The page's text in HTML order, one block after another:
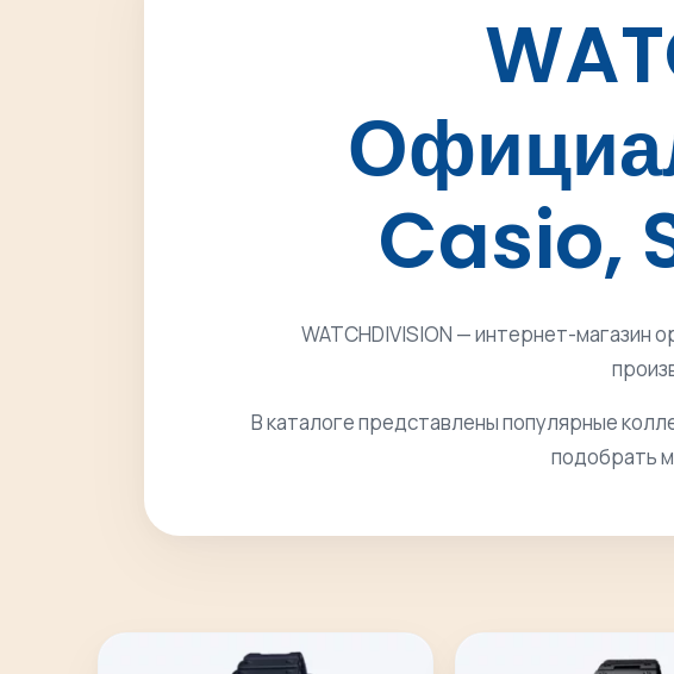
Casio,
WATCHDIVISION — интернет-магазин
В каталоге представлены популярные
подобрать